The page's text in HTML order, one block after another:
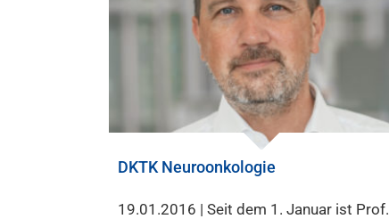
DKTK Neuroonkologie
19.01.2016 | Seit dem 1. Januar ist Prof.